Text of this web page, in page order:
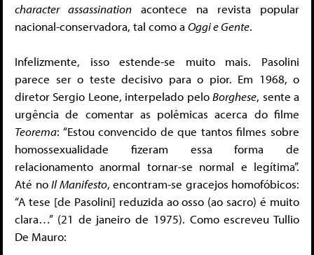
character assassination acontece na revista popular
nacional-conservadora, tal como a Oggi e Gente.
Infelizmente, isso estende-se muito mais. Pasolini
parece ser o teste decisivo para o pior. Em 1968, o
diretor Sergio Leone, interpelado peloBorghese, sente a
urgência de comentar as polêmicas acerca do filme
Teorema: “Estou convencido de que tantos filmes sobre
homossexualidade fizeram essa forma de
relacionamento anormal tornar-se normal e legítima”.
Até noIl Manifesto, encontram-se gracejos homofóbicos:
“A tese [de Pasolini] reduzida ao osso (ao sacro) é muito
clara…” (21 de janeiro de 1975). Como escreveu Tullio
De Mauro: